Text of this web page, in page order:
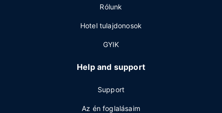
Rólunk
Hotel tulajdonosok
GYIK
Help and support
Support
Az én foglalásaim